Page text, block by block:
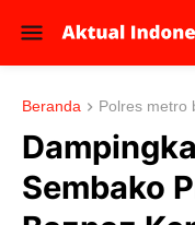
Beranda Polres metro
Sembako